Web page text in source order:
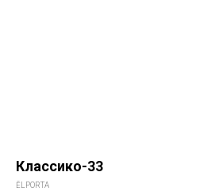
Классико-33
ĒLPORTA